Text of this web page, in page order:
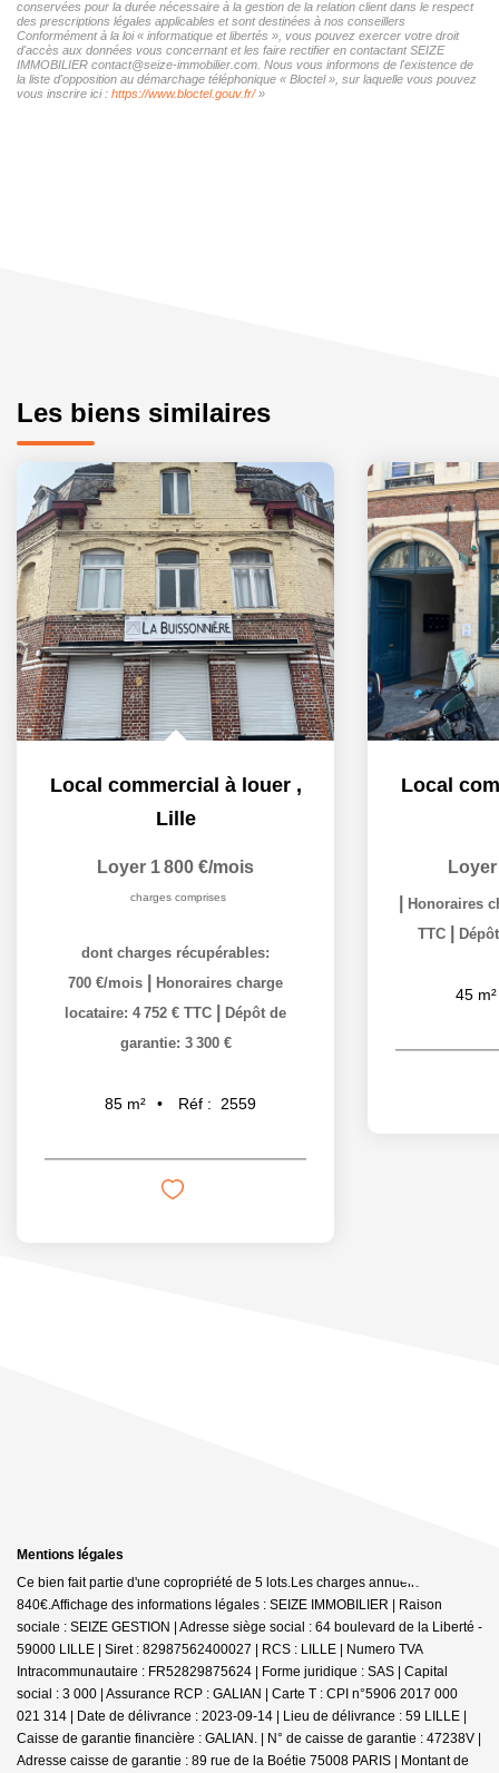
conservées pour la durée nécessaire à la gestion de la relation client dans le respect
des prescriptions légales applicables et sont destinées à nos conseillers
Conformément à la loi « informatique et libertés », vous pouvez exercer votre droit
d'accès aux données vous concernant et les faire rectifier en contactant SEIZE
IMMOBILIER contact@seize-immobilier.com. Nous vous informons de l'existence de
la liste d'opposition au démarchage téléphonique « Bloctel », sur laquelle vous pouvez
vous inscrire ici : https://www.bloctel.gouv.fr/»
Les biens similaires
Local commercial à louer ,
Lille
Loyer 1 800 €/mois
charges comprises
dont charges récupérables:
700 €/mois
Honoraires charge
locataire: 4 752 € TTC
Dépôt de
garantie: 3 300 €
85 m² Réf : 2559
Local
Honoraires
TTC
45 m²
Mentions légales
Ce bien fait partie d'une copropriété de 5 lots.Les charges annuelles sont de
840€.Affichage des informations légales : SEIZE IMMOBILIER | Raison
sociale : SEIZE GESTION | Adresse siège social : 64 boulevard de la Liberté -
59000 LILLE | Siret : 82987562400027 | RCS : LILLE | Numero TVA
Intracommunautaire : FR52829875624 | Forme juridique : SAS | Capital
social : 3 000 | Assurance RCP : GALIAN | Carte T : CPI n°5906 2017 000
021 314 | Date de délivrance : 2023-09-14 | Lieu de délivrance : 59 LILLE |
Caisse de garantie financière : GALIAN. | N° de caisse de garantie : 47238V |
Adresse caisse de garantie : 89 rue de la Boétie 75008 PARIS | Montant de